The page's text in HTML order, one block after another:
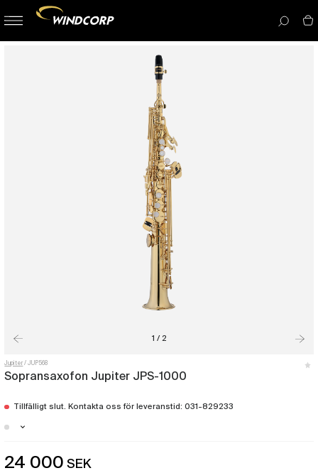
1 / 2
Jupiter JUP568
Sopransaxofon Jupiter JPS-1000
Tillfälligt slut. Kontakta oss för leveranstid: 031-829233
Göteborg - Just nu slut i lager
24 000 SEK